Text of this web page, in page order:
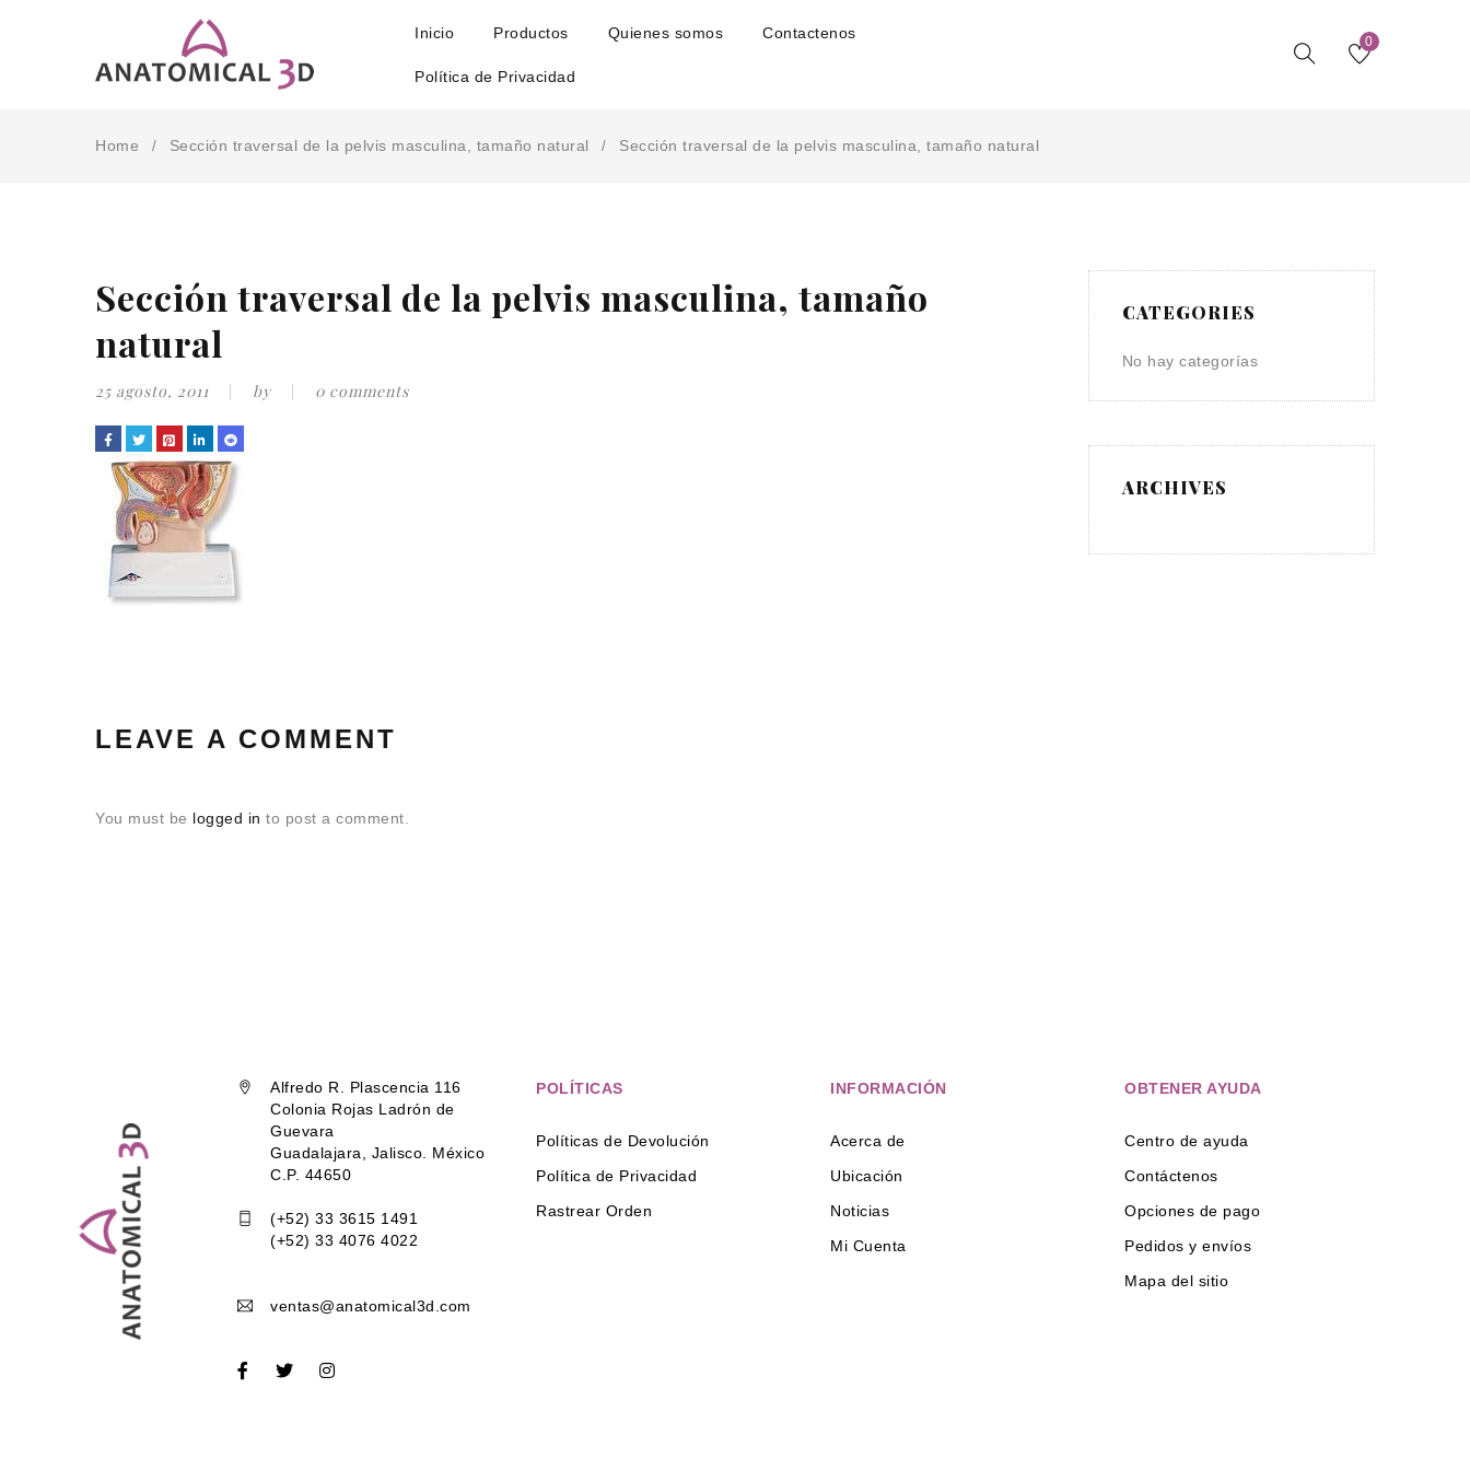
Inicio Productos Quienes somos Contactenos
Política de Privacidad
0
Home / Sección traversal de la pelvis masculina, tamaño natural / Sección traversal de la pelvis masculina, tamaño natural
Sección traversal de la pelvis masculina, tamaño
natural
25 agosto, 2011 by 0 comments
LEAVE A COMMENT
You must be logged in to post a comment.
CATEGORIES
No hay categorías
ARCHIVES
Alfredo R. Plascencia 116
Colonia Rojas Ladrón de
Guevara
Guadalajara, Jalisco. México
C.P. 44650
(+52) 33 3615 1491
(+52) 33 4076 4022
ventas@anatomical3d.com
POLÍTICAS
Políticas de Devolución
Política de Privacidad
Rastrear Orden
INFORMACIÓN
Acerca de
Ubicación
Noticias
Mi Cuenta
OBTENER AYUDA
Centro de ayuda
Contáctenos
Opciones de pago
Pedidos y envíos
Mapa del sitio